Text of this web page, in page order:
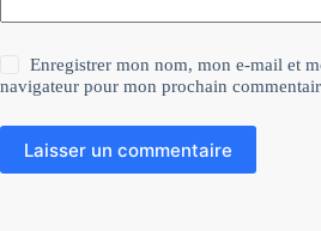
Enregistrer mon nom, mon e-mail et
navigateur pour mon prochain
Laisser un commentaire